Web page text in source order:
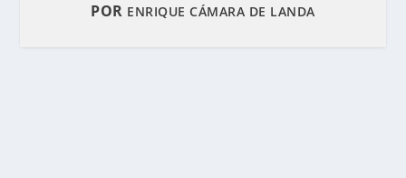
POR ENRIQUE CÁMARA DE LANDA